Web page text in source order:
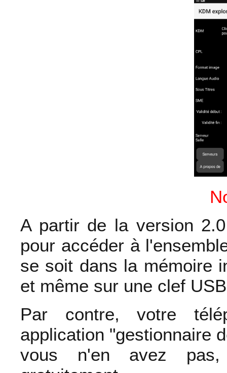
A partir de la version
pour accéder à
se soit dans la mémoire
et même sur une clef
Par contre, votre
application "gestionnaire
vous n'en avez